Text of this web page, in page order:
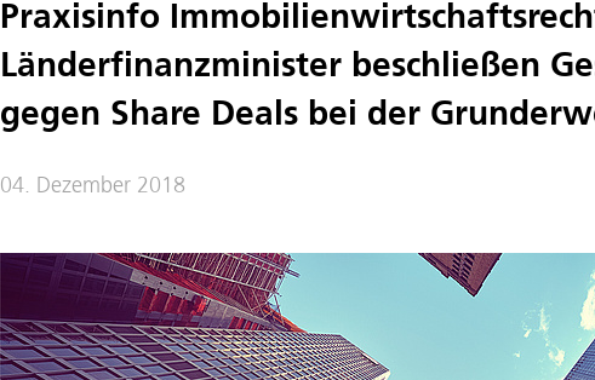
Praxisinfo
Länderfinanzminister beschließen
gegen Share Deals bei der
04. Dezember 2018